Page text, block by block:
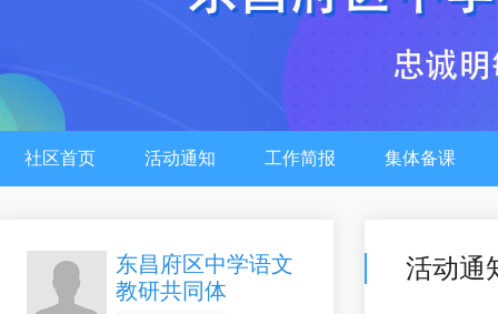
社区首页 活动通知 工作简报 集体备课
东昌府区中学语文
教研共同体
活动通